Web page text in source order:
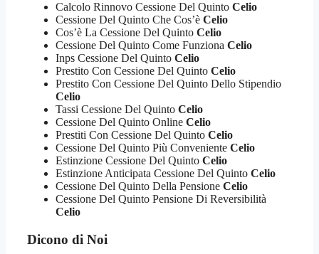
Calcolo Rinnovo Cessione Del Quinto Celio
Cessione Del Quinto Che Cos’è Celio
Cos’è La Cessione Del Quinto Celio
Cessione Del Quinto Come Funziona Celio
Inps Cessione Del Quinto Celio
Prestito Con Cessione Del Quinto Celio
Prestito Con Cessione Del Quinto Dello Stipendio
Celio
Tassi Cessione Del Quinto Celio
Cessione Del Quinto Online Celio
Prestiti Con Cessione Del Quinto Celio
Cessione Del Quinto Più Conveniente Celio
Estinzione Cessione Del Quinto Celio
Estinzione Anticipata Cessione Del Quinto Celio
Cessione Del Quinto Della Pensione Celio
Cessione Del Quinto Pensione Di Reversibilità
Celio
Dicono di Noi